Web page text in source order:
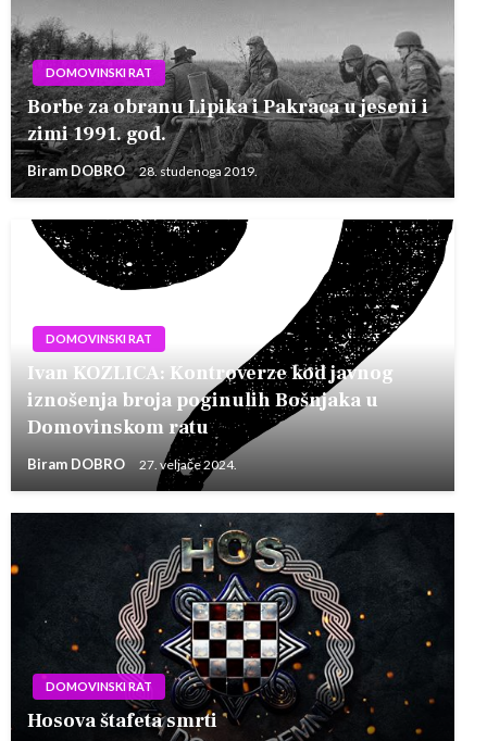
DOMOVINSKI RAT
Borbe za obranu Lipika i Pakraca u jeseni i
zimi 1991. god.
Biram DOBRO 28. studenoga 2019.
DOMOVINSKI RAT
Ivan KOZLICA: Kontroverze kod javnog
iznošenja broja poginulih Bošnjaka u
Domovinskom ratu
Biram DOBRO 27. veljače 2024.
DOMOVINSKI RAT
Hosova štafeta smrti